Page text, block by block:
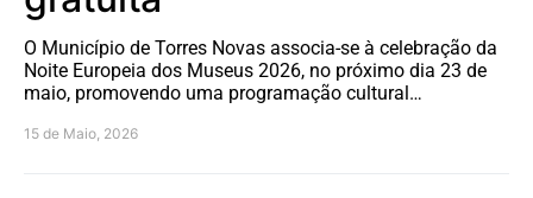
O Município de Torres Novas associa-se à celebração da
Noite Europeia dos Museus 2026, no próximo dia 23 de
maio, promovendo uma programação cultural…
15 de Maio, 2026